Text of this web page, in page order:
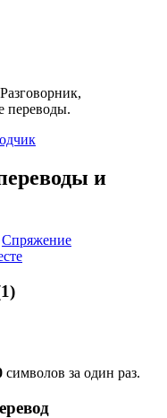
переводы.
и
Спряжение
символов за один раз.